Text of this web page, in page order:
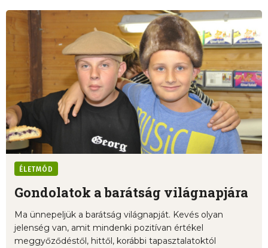
ÉLETMÓD
Gondolatok a barátság világnapjára
Ma ünnepeljük a barátság világnapját. Kevés olyan
jelenség van, amit mindenki pozitívan értékel
meggyőződéstől, hittől, korábbi tapasztalatoktól